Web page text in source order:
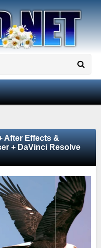
After Effects &
+ DaVinci Resolve